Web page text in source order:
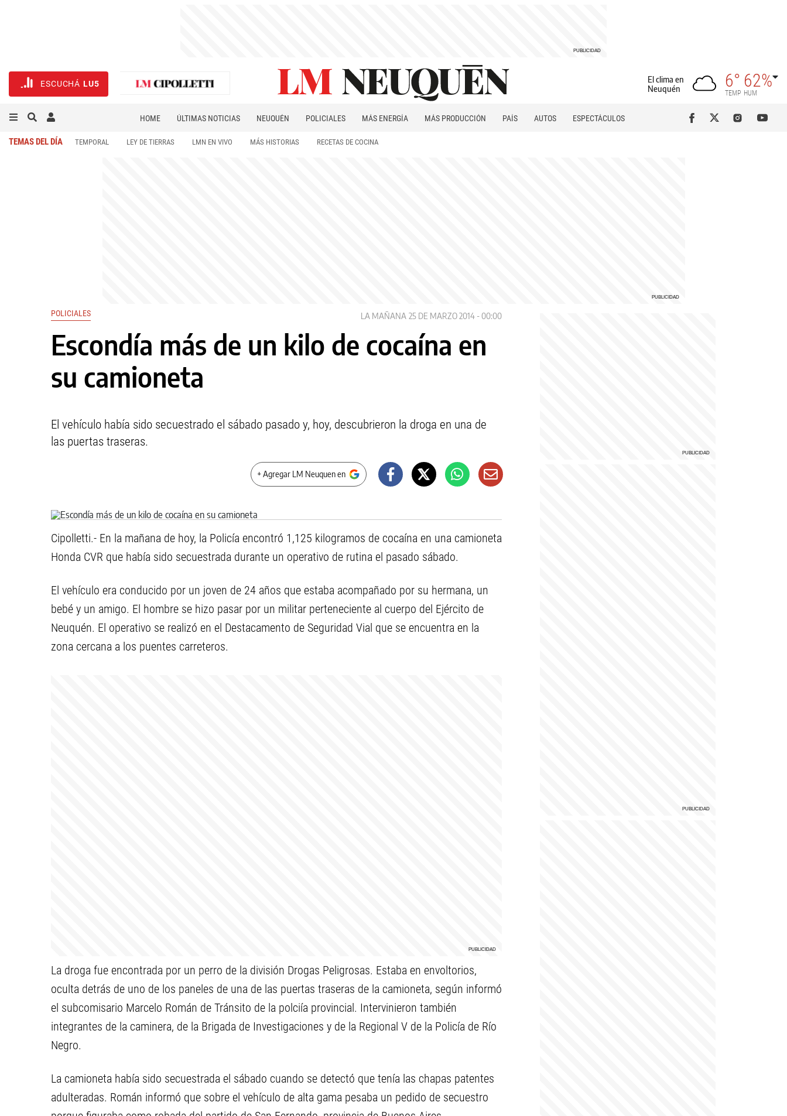
ESCUCHÁ LU5
El clima en
Neuquén
6°
TEMP
62%
HUM
HOME ÚLTIMAS NOTICIAS NEUQUÉN POLICIALES MÁS ENERGÍA MÁS PRODUCCIÓN PAÍS AUTOS
ESPECTÁCULOS
TEMAS DEL DÍA TEMPORAL LEY DE TIERRAS LMN EN VIVO MÁS HISTORIAS RECETAS DE COCINA
POLICIALES LA MAÑANA 25 DE MARZO 2014 - 00:00
Escondía más de un kilo de cocaína en
su camioneta
El vehículo había sido secuestrado el sábado pasado y, hoy, descubrieron la droga en una de
las puertas traseras.
+ Agregar LM Neuquen en
Cipolletti.- En la mañana de hoy, la Policía encontró 1,125 kilogramos de cocaína en una camioneta
Honda CVR que había sido secuestrada durante un operativo de rutina el pasado sábado.
El vehículo era conducido por un joven de 24 años que estaba acompañado por su hermana, un
bebé y un amigo. El hombre se hizo pasar por un militar perteneciente al cuerpo del Ejército de
Neuquén. El operativo se realizó en el Destacamento de Seguridad Vial que se encuentra en la
zona cercana a los puentes carreteros.
La droga fue encontrada por un perro de la división Drogas Peligrosas. Estaba en envoltorios,
oculta detrás de uno de los paneles de una de las puertas traseras de la camioneta, según informó
el subcomisario Marcelo Román de Tránsito de la polciía provincial. Intervinieron también
integrantes de la caminera, de la Brigada de Investigaciones y de la Regional V de la Policía de Río
Negro.
La camioneta había sido secuestrada el sábado cuando se detectó que tenía las chapas patentes
adulteradas. Román informó que sobre el vehículo de alta gama pesaba un pedido de secuestro